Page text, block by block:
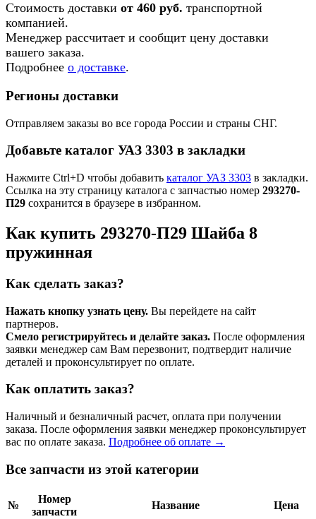
Стоимость доставки от 460 руб. транспортной
компанией.
Менеджер рассчитает и сообщит цену доставки
вашего заказа.
Подробнее о доставке.
Регионы доставки
Отправляем заказы во все города России и страны СНГ.
Добавьте каталог УАЗ 3303 в закладки
Нажмите Ctrl+D чтобы добавить каталог УАЗ 3303 в закладки.
Ссылка на эту страницу каталога с запчастью номер 293270-
П29 сохранится в браузере в избранном.
Как купить 293270-П29 Шайба 8
пружинная
Как сделать заказ?
Нажать кнопку узнать цену. Вы перейдете на сайт
партнеров.
Смело регистрируйтесь и делайте заказ. После оформления
заявки менеджер сам Вам перезвонит, подтвердит наличие
деталей и проконсультирует по оплате.
Как оплатить заказ?
Наличный и безналичный расчет, оплата при получении
заказа. После оформления заявки менеджер проконсультирует
вас по оплате заказа. Подробнее об оплате →
Все запчасти из этой категории
№
Номер
запчасти
Название Цена